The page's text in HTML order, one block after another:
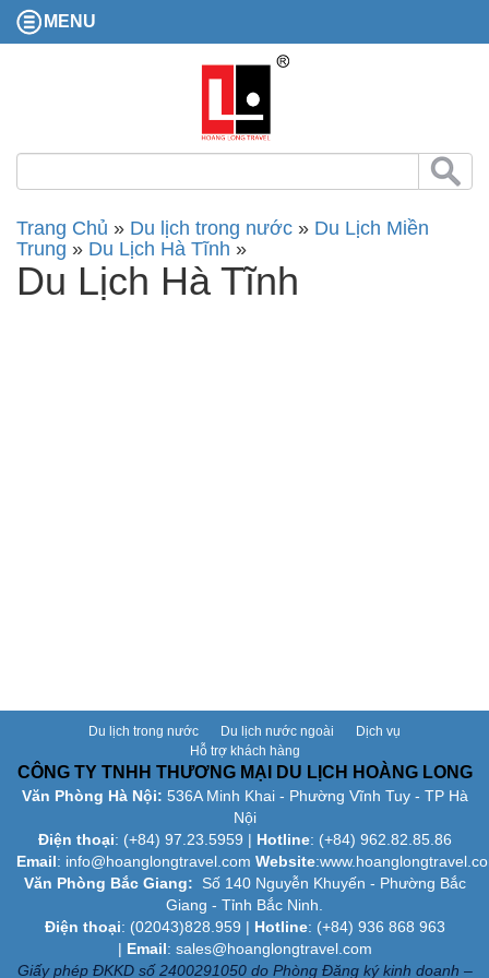
MENU
Trang Chủ » Du lịch trong nước » Du Lịch Miền
Trung » Du Lịch Hà Tĩnh »
Du Lịch Hà Tĩnh
Du lịch trong nước Du lịch nước ngoài
Dịch vụ
Hỗ trợ khách hàng
CÔNG TY TNHH THƯƠNG MẠI DU LỊCH HOÀNG LONG
Văn Phòng Hà Nội: 536A Minh Khai - Phường Vĩnh Tuy - TP Hà
Nội
Điện thoại: (+84) 97.23.5959 | Hotline: (+84) 962.82.85.86
Email: info@hoanglongtravel.com Website:www.
Văn Phòng Bắc Giang: Số 140 Nguyễn Khuyến - Phường Bắc
Giang - Tỉnh Bắc Ninh.
Điện thoại: (02043)828.959 | Hotline: (+84) 936 868 963
| Email: sales@hoanglongtravel.com
Giấy phép ĐKKD số 2400291050 do Phòng Đăng ký kinh doanh –